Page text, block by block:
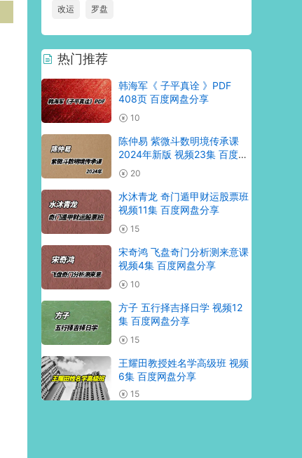
改运 罗盘
热门推荐
韩海军《 子平真诠 》PDF
408页 百度网盘分享
10
陈仲易 紫微斗数明境传承课
2024年新版 视频23集 百度网
盘分享
20
水沐青龙 奇门遁甲财运股票班
视频11集 百度网盘分享
15
宋奇鸿 飞盘奇门分析测来意课
视频4集 百度网盘分享
10
方子 五行择吉择日学 视频12
集 百度网盘分享
15
王耀田教授姓名学高级班 视频
6集 百度网盘分享
15